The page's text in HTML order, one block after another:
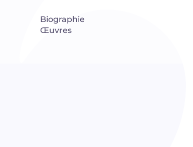
Biographie
Œuvres